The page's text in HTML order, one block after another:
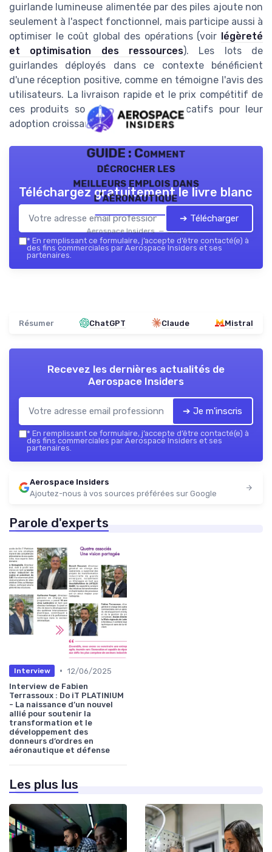
guirlande lumineuse alimentée par des piles ajoute non
seulement à l'aspect fonctionnel, mais participe aussi à
optimiser le coût global des opérations (voir légèreté
et optimisation des ressources). Les lots de
guirlandes déployés dans ce contexte bénéficient
d'une réception positive, comme en témoigne l'avis des
utilisateurs. La livraison rapide et le prix compétitif de
ces produits sont des atouts significatifs pour leur
adoption croissante.
GUIDE : Comment
décrocher les
meilleurs emplois dans
l’aéronautique
Aerospace Insiders — 2026
Téléchargez gratuitement le livre blanc
➔ Télécharger
* En remplissant ce formulaire, j’accepte d’être contacté(e) à
des fins commerciales par Aerospace Insiders et ses
partenaires.
Résumer ChatGPT Claude Mistral
Recevez les dernières actualités de
Aerospace Insiders
➔ Je m'inscris
* En remplissant ce formulaire, j’accepte d’être contacté(e) à
des fins commerciales par Aerospace Insiders et ses
partenaires.
Aerospace Insiders
Ajoutez-nous à vos sources préférées sur Google
Parole d'experts
Interview • 12/06/2025
Interview de Fabien
Terrassoux : Do iT PLATINIUM
- La naissance d’un nouvel
allié pour soutenir la
transformation et le
développement des
donneurs d’ordres en
aéronautique et défense
Les plus lus